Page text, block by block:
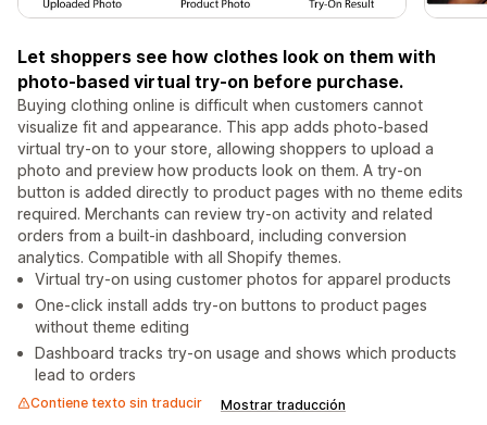
Let shoppers see how clothes look on them with
photo-based virtual try-on before purchase.
Buying clothing online is difficult when customers cannot
visualize fit and appearance. This app adds photo-based
virtual try-on to your store, allowing shoppers to upload a
photo and preview how products look on them. A try-on
button is added directly to product pages with no theme edits
required. Merchants can review try-on activity and related
orders from a built-in dashboard, including conversion
analytics. Compatible with all Shopify themes.
Virtual try-on using customer photos for apparel products
One-click install adds try-on buttons to product pages
without theme editing
Dashboard tracks try-on usage and shows which products
lead to orders
Contiene texto sin traducir Mostrar traducción